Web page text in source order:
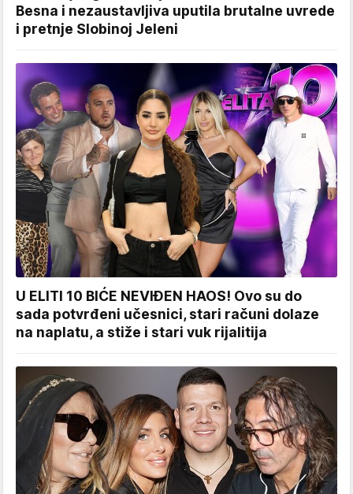
Besna i nezaustavljiva uputila brutalne uvrede
i pretnje Slobinoj Jeleni
U ELITI 10 BIĆE NEVIĐEN HAOS! Ovo su do
sada potvrđeni učesnici, stari računi dolaze
na naplatu, a stiže i stari vuk rijalitija